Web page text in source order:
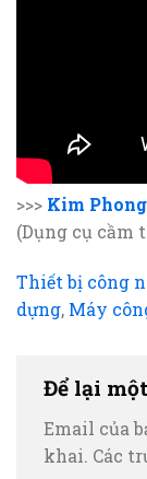
>>> Kim
(Dụng cụ cầm
Thiết bị công
dựng, Máy
Để lại
Email của
khai. Các